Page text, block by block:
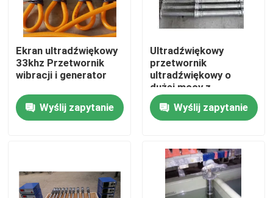
Dom
O nas
Ekran ultradźwiękowy
33khz Przetwornik
wibracji i generator
Wyślij zapytanie
Ultradźwiękowy
przetwornik
ultradźwiękowy o
dużej mocy z
ultradźwiękowym
reaktoremWyślij zapytanie